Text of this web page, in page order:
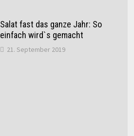
Salat fast das ganze Jahr: So
einfach wird`s gemacht
21. September 2019